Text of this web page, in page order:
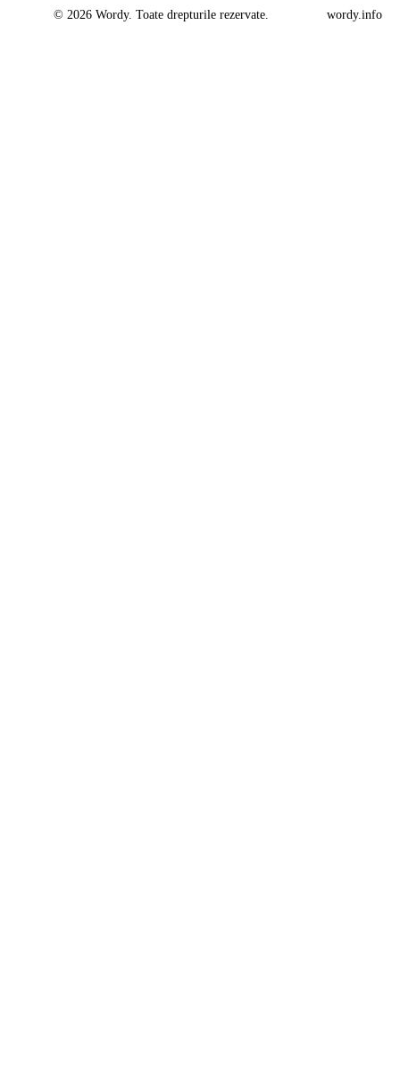
© 2026 Wordy. Toate drepturile rezervate. wordy.info